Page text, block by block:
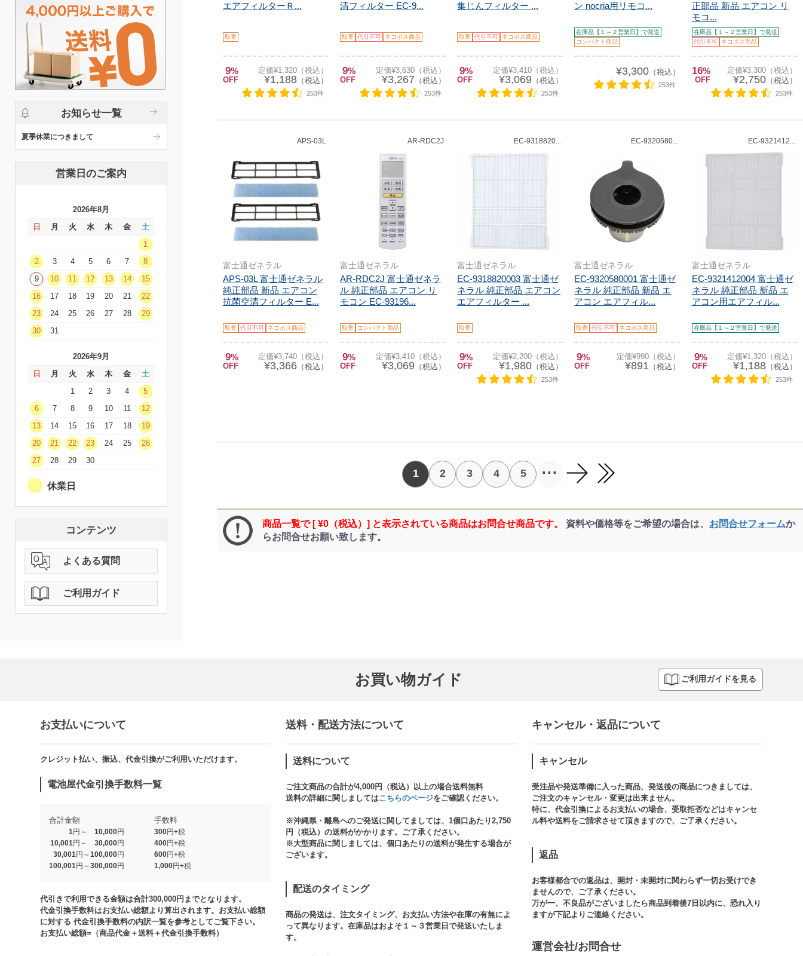
お知らせ一覧
夏季休業につきまして
営業日のご案内
2026年8月
日
月 火 水 木 金
土
1
2
3 4 5 6 7
8
9
10 11 12 13 14
15
16
17 18 19 20 21
22
23
24 25 26 27 28
29
30
31
2026年9月
日
月 火 水 木 金
土
1
2 3 4
5
6
7 8 9 10 11
12
13
14 15 16 17 18
19
20
21 22 23 24 25
26
27
28 29 30
休業日
コンテンツ
よくある質問
ご利用ガイド
エアフィルターＲ...
取寄
9%
OFF
定価¥1,320（税込）
¥1,188 （税込）
253件
清フィルター EC-9...
取寄 代引不可 ネコポス商品
9%
OFF
定価¥3,630（税込）
¥3,267 （税込）
253件
集じんフィルター ...
取寄 代引不可 ネコポス商品
9%
OFF
定価¥3,410（税込）
¥3,069 （税込）
253件
ン nocria用リモコ...
在庫品【１～２営業日】で発送
コンパクト商品
¥3,300（税込）
253件
正部品 新品 エアコン リ
モコ...
在庫品【１～２営業日】で発送
代引不可 ネコポス商品
16%
OFF
定価¥3,300（税込）
¥2,750 （税込）
253件
APS-03L
富士通ゼネラル
APS-03L 富士通ゼネラル
純正部品 新品 エアコン
抗菌空清フィルター E...
取寄 代引不可 ネコポス商品
9%
OFF
定価¥3,740（税込）
¥3,366 （税込）
AR-RDC2J
富士通ゼネラル
AR-RDC2J 富士通ゼネラ
ル 純正部品 エアコン リ
モコン EC-93196...
取寄 コンパクト商品
9%
OFF
定価¥3,410（税込）
¥3,069 （税込）
EC-9318820...
富士通ゼネラル
EC-9318820003 富士通ゼ
ネラル 純正部品 エアコン
エアフィルター ...
取寄
9%
OFF
定価¥2,200（税込）
¥1,980（税込）
253件
EC-9320580...
富士通ゼネラル
EC-9320580001 富士通ゼ
ネラル 純正部品 新品 エ
アコン エアフィル...
取寄 代引不可 ネコポス商品
9%
OFF
定価¥990（税込）
¥891 （税込）
EC-9321412...
富士通ゼネラル
EC-9321412004 富士通ゼ
ネラル 純正部品 新品 エ
アコン用エアフィル...
在庫品【１～２営業日】で発送
9%
OFF
定価¥1,320（税込）
¥1,188 （税込）
253件
1 2 3 4 5 ...
商品一覧で [ ¥0（税込）] と表示されている商品はお問合せ商品です。 資料や価格等をご希望の場合は、 お問合せフォームか
らお問合せお願い致します。
お買い物ガイド ご利用ガイドを見る
お支払いについて
クレジット払い、振込、代金引換がご利用いただけます。​​
電池屋代金引換手数料一覧
合計金額 手数料
1円～ 10,000円
300円+税
10,001円～ 30,000円
400円+税
30,001円～100,000円
600円+税
100,001円～300,000円
1,000円+税​
代引きで利用できる金額は合計300,000円までとなります。
代金引換手数料はお支払い総額より算出されます。お支払い総額
に対する 代金引換手数料の内訳一覧を参考としてご覧下さい。​
お支払い総額=（商品代金＋送料＋代金引換手数料）​
送料・配送方法について​
送料について
ご注文商品の合計が4,000円（税込）以上の場合送料無料
送料の詳細に関しましてはこちらのページをご確認ください。​
※沖縄県・離島へのご発送に関してましては、1個口あたり2,750
円（税込）の送料がかかります。ご了承ください。
※大型商品に関しましては、個口あたりの送料が発生する場合が
ございます。​
配送のタイミング
商品の発送は、注文タイミング、お支払い方法や在庫の有無によ
って異なります。在庫品はおよそ１～３営業日で発送いたしま
す。​
キャンセル・返品について​
キャンセル
受注品や発送準備に入った商品、発送後の商品につきましては、
ご注文のキャンセル・変更は出来ません。​
特に、代金引換によるお支払いの場合、受取拒否などはキャンセ
ル料や送料をご請求させて頂きますので、ご了承ください。​
返品
お客様都合での返品は、開封・未開封に関わらず一切お受けでき
ませんので、ご了承ください。​​
万が一、不良品がございましたら商品到着後7日以内に、恐れ入り
ますが下記よりご連絡ください。
運営会社/お問合せ​